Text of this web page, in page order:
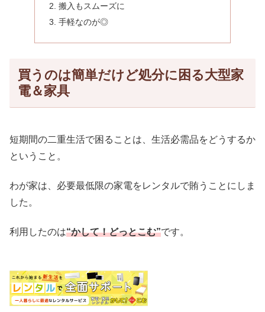
搬入もスムーズに
手軽なのが◎
買うのは簡単だけど処分に困る大型家
電＆家具
短期間の二重生活で困ることは、生活必需品をどうするか
ということ。
わが家は、必要最低限の家電をレンタルで賄うことにしま
した。
利用したのは“かして！どっとこむ”です。